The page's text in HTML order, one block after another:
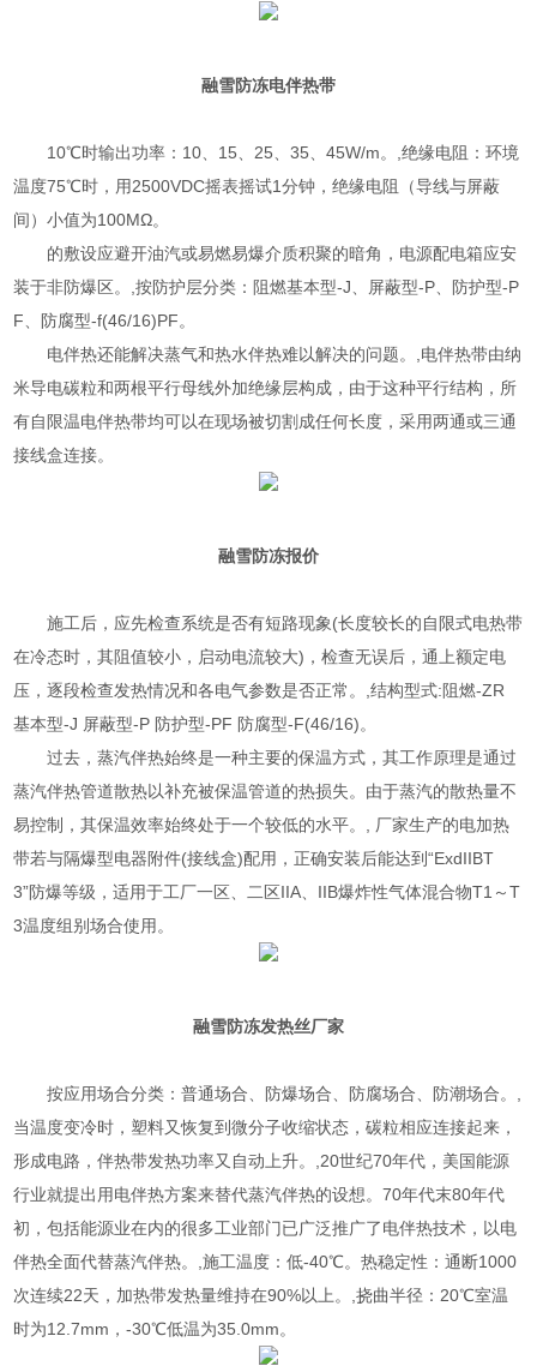
融雪防冻电伴热带
10℃时输出功率：10、15、25、35、45W/m。,绝缘电阻：环境
温度75℃时，用2500VDC摇表摇试1分钟，绝缘电阻（导线与屏蔽
间）小值为100MΩ。
的敷设应避开油汽或易燃易爆介质积聚的暗角，电源配电箱应安
装于非防爆区。,按防护层分类：阻燃基本型-J、屏蔽型-P、防护型-P
F、防腐型-f(46/16)PF。
电伴热还能解决蒸气和热水伴热难以解决的问题。,电伴热带由纳
米导电碳粒和两根平行母线外加绝缘层构成，由于这种平行结构，所
有自限温电伴热带均可以在现场被切割成任何长度，采用两通或三通
接线盒连接。
融雪防冻报价
施工后，应先检查系统是否有短路现象(长度较长的自限式电热带
在冷态时，其阻值较小，启动电流较大)，检查无误后，通上额定电
压，逐段检查发热情况和各电气参数是否正常。,结构型式:阻燃-ZR
基本型-J 屏蔽型-P 防护型-PF 防腐型-F(46/16)。
过去，蒸汽伴热始终是一种主要的保温方式，其工作原理是通过
蒸汽伴热管道散热以补充被保温管道的热损失。由于蒸汽的散热量不
易控制，其保温效率始终处于一个较低的水平。, 厂家生产的电加热
带若与隔爆型电器附件(接线盒)配用，正确安装后能达到“ExdIIBT
3”防爆等级，适用于工厂一区、二区IIA、IIB爆炸性气体混合物T1～T
3温度组别场合使用。
融雪防冻发热丝厂家
按应用场合分类：普通场合、防爆场合、防腐场合、防潮场合。,
当温度变冷时，塑料又恢复到微分子收缩状态，碳粒相应连接起来，
形成电路，伴热带发热功率又自动上升。,20世纪70年代，美国能源
行业就提出用电伴热方案来替代蒸汽伴热的设想。70年代末80年代
初，包括能源业在内的很多工业部门已广泛推广了电伴热技术，以电
伴热全面代替蒸汽伴热。,施工温度：低-40℃。热稳定性：通断1000
次连续22天，加热带发热量维持在90%以上。,挠曲半径：20℃室温
时为12.7mm，-30℃低温为35.0mm。